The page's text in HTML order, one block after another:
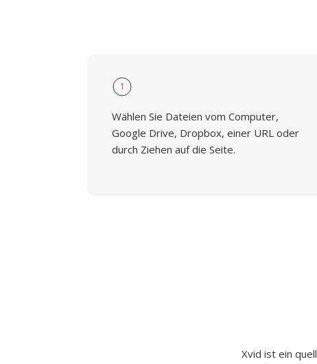
1
Wählen Sie Dateien vom Computer,
Google Drive, Dropbox, einer URL oder
durch Ziehen auf die Seite.
Xvid ist ein